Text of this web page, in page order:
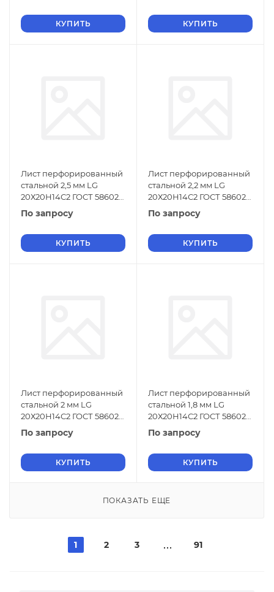
КУПИТЬ КУПИТЬ
Лист перфорированный
стальной 2,5 мм LG
20Х20Н14С2 ГОСТ 58602-
2019
По запросу
КУПИТЬ
Лист перфорированный
стальной 2,2 мм LG
20Х20Н14С2 ГОСТ 58602-
2019
По запросу
КУПИТЬ
Лист перфорированный
стальной 2 мм LG
20Х20Н14С2 ГОСТ 58602-
2019
По запросу
КУПИТЬ
Лист перфорированный
стальной 1,8 мм LG
20Х20Н14С2 ГОСТ 58602-
2019
По запросу
КУПИТЬ
ПОКАЗАТЬ ЕЩЕ
1 2 3 91